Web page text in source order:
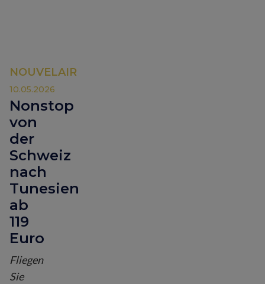
NOUVELAIR
10.05.2026
Nonstop
von
der
Schweiz
nach
Tunesien
ab
119
Euro
Fliegen
Sie